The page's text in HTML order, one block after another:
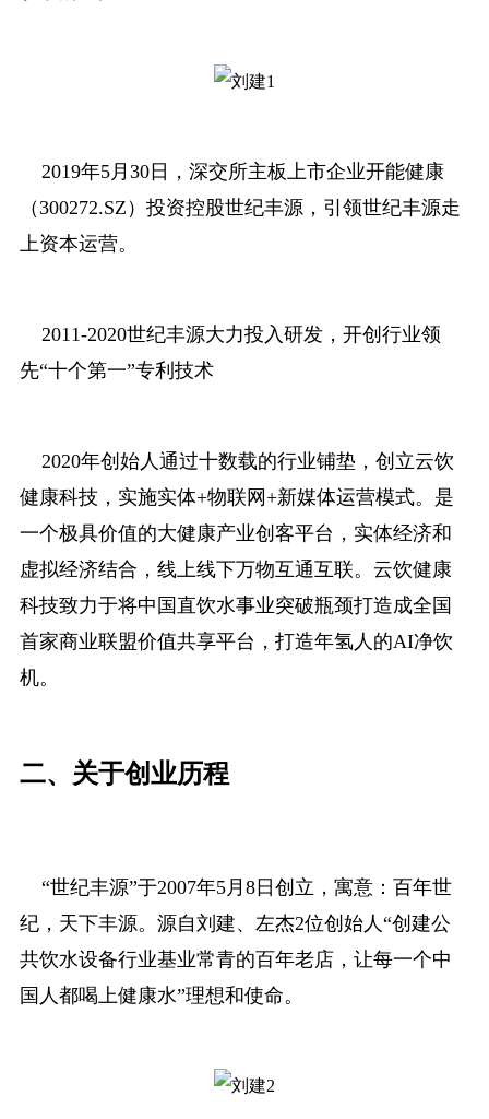
2019年5月30日，深交所主板上市企业开能健康
（300272.SZ）投资控股世纪丰源，引领世纪丰源走
上资本运营。
2011-2020世纪丰源大力投入研发，开创行业领
先“十个第一”专利技术
2020年创始人通过十数载的行业铺垫，创立云饮
健康科技，实施实体+物联网+新媒体运营模式。是
一个极具价值的大健康产业创客平台，实体经济和
虚拟经济结合，线上线下万物互通互联。云饮健康
科技致力于将中国直饮水事业突破瓶颈打造成全国
首家商业联盟价值共享平台，打造年氢人的AI净饮
机。
二、关于创业历程
“世纪丰源”于2007年5月8日创立，寓意：百年世
纪，天下丰源。源自刘建、左杰2位创始人“创建公
共饮水设备行业基业常青的百年老店，让每一个中
国人都喝上健康水”理想和使命。